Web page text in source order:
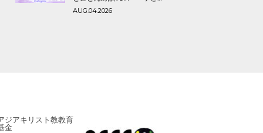
もが一人の人間として大切
AUG.04.2026
ジアキリスト教教育
金